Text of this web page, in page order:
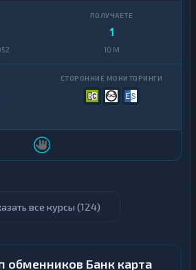
1
10 M
все курсы (124)
обменников Банк карта